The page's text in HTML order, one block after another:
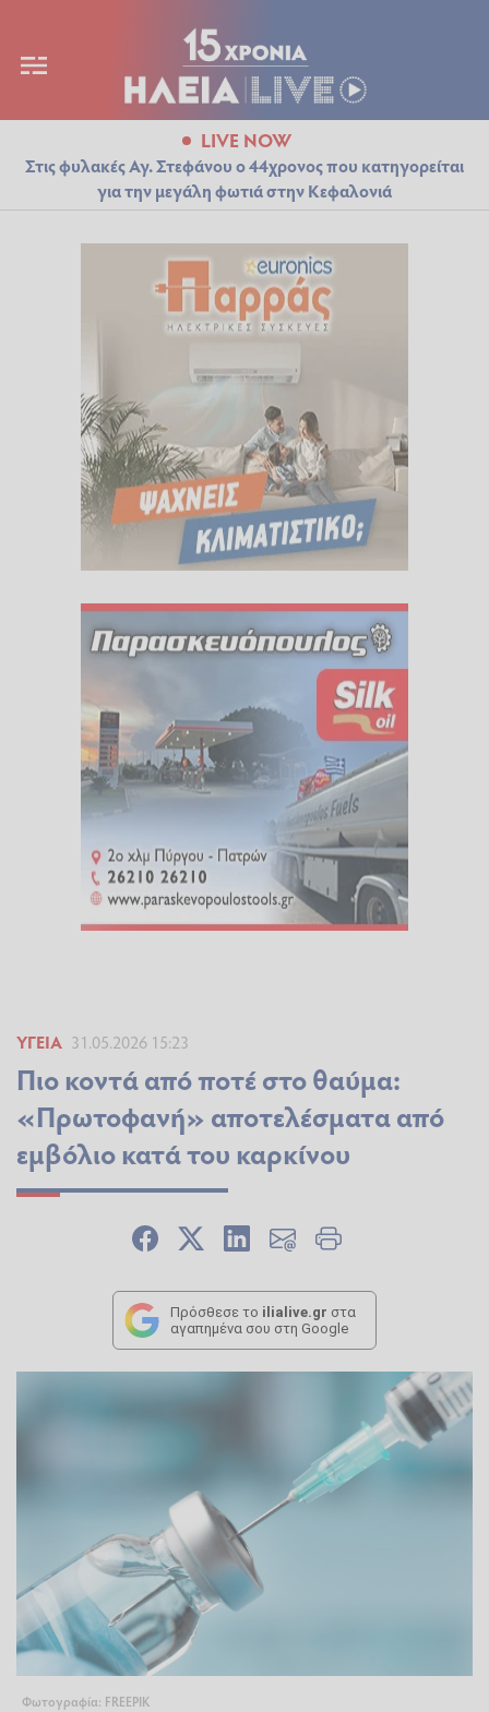
LIVE NOW
Στις φυλακές Αγ. Στεφάνου ο 44χρονος που κατηγορείται
για την μεγάλη φωτιά στην Κεφαλονιά
ΥΓΕΊΑ 31.05.2026 15:23
Πιο κοντά από ποτέ στο θαύμα:
«Πρωτοφανή» αποτελέσματα από
εμβόλιο κατά του καρκίνου
Πρόσθεσε το ilialive.gr στα
αγαπημένα σου στη Google
Φωτογραφία: FREEPIK